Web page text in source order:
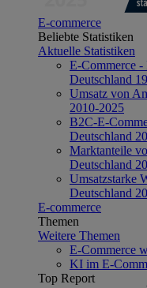
E-commerce
Beliebte Statistiken
Aktuelle Statistiken
E-Commerce -
Deutschland
Umsatz von
2010-2025
B2C-E-
Deutschland
Marktanteile
Deutschland
Umsatzstarke
Deutschland
E-commerce
Themen
Weitere Themen
E-Commerce
KI im E-
Top Report